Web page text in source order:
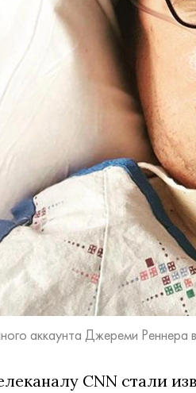
аккаунта Джереми Реннера
CNN стали